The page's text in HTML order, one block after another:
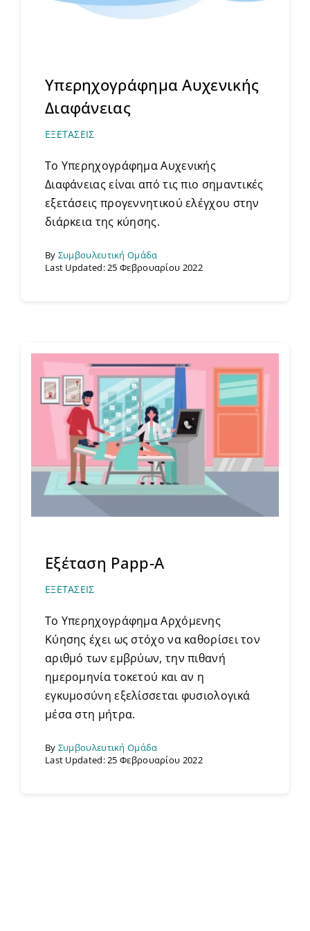
Υπερηχογράφημα Αυχενικής
Διαφάνειας
ΕΞΕΤΑΣΕΙΣ
Το Υπερηχογράφημα Αυχενικής
Διαφάνειας είναι από τις πιο σημαντικές
εξετάσεις προγεννητικού ελέγχου στην
διάρκεια της κύησης.
By Συμβουλευτική Ομάδα
Last Updated: 25 Φεβρουαρίου 2022
Εξέταση Papp-A
ΕΞΕΤΑΣΕΙΣ
Το Υπερηχογράφημα Αρχόμενης
Κύησης έχει ως στόχο να καθορίσει τον
αριθμό των εμβρύων, την πιθανή
ημερομηνία τοκετού και αν η
εγκυμοσύνη εξελίσσεται φυσιολογικά
μέσα στη μήτρα.
By Συμβουλευτική Ομάδα
Last Updated: 25 Φεβρουαρίου 2022